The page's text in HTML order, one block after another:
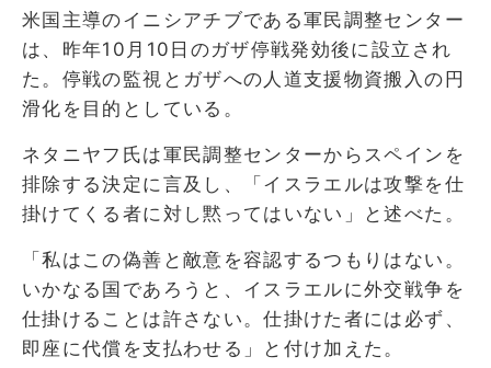
米国主導のイニシアチブである軍民調整センター
は、昨年10月10日のガザ停戦発効後に設立され
た。停戦の監視とガザへの人道支援物資搬入の円
滑化を目的としている。
ネタニヤフ氏は軍民調整センターからスペインを
排除する決定に言及し、「イスラエルは攻撃を仕
掛けてくる者に対し黙ってはいない」と述べた。
「私はこの偽善と敵意を容認するつもりはない。
いかなる国であろうと、イスラエルに外交戦争を
仕掛けることは許さない。仕掛けた者には必ず、
即座に代償を支払わせる」と付け加えた。